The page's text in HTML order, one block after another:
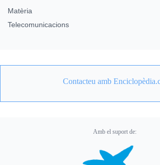
Matèria
Telecomunicacions
Contacteu amb
Amb el suport de: